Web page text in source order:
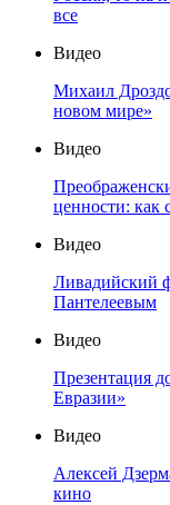
все
Видео
Михаил
новом мире»
Видео
ценности: как
Видео
Ливадийский
Пантелеевым
Видео
Презентация
Евразии»
Видео
Алексей
кино